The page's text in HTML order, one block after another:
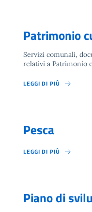
Patrimonio
Servizi comunali,
relativi a Patrimonio
LEGGI DI PIÙ
Pesca
LEGGI DI PIÙ
Piano di